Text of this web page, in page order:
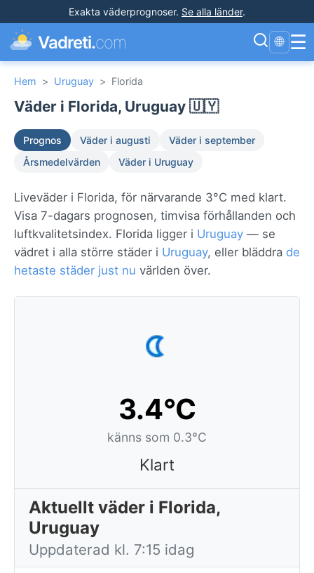
Exakta väderprognoser. Se alla länder.
Vadreti.com 🌐 ☰
Hem > Uruguay > Florida
Väder i Florida, Uruguay 🇺🇾
Prognos Väder i augusti
Väder i september
Årsmedelvärden
Väder i Uruguay
Liveväder i Florida, för närvarande 3°C med klart.
Visa 7-dagars prognosen, timvisa förhållanden och
luftkvalitetsindex. Florida ligger i Uruguay — se
vädret i alla större städer i Uruguay, eller bläddra de
hetaste städer just nu världen över.
3.4°C
känns som 0.3°C
Klart
Aktuellt väder i Florida,
Uruguay
Uppdaterad kl. 7:15 idag